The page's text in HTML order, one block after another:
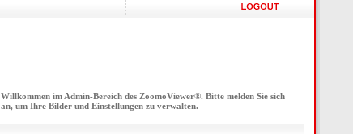
Willkommen im Admin-Bereich des ZoomoViewer®. Bitte melden Sie sich
an, um Ihre Bilder und Einstellungen zu verwalten.